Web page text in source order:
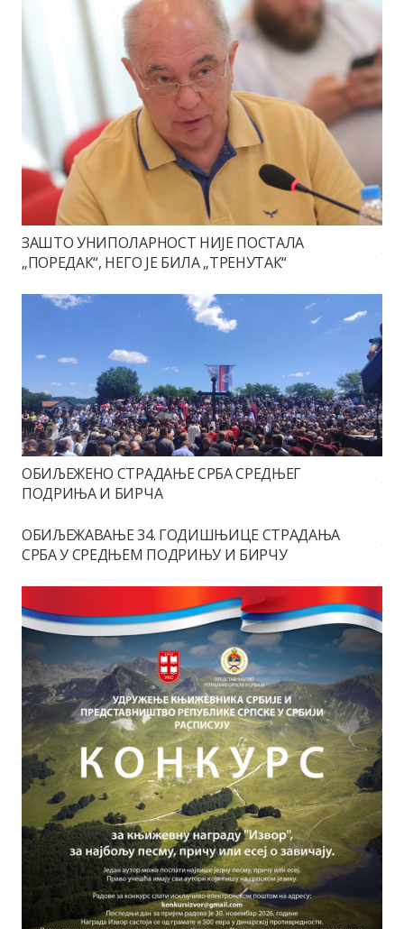
ЗАШТО УНИПОЛАРНОСТ НИЈЕ ПОСТАЛА
„ПОРЕДАК“, НЕГО ЈЕ БИЛА „ТРЕНУТАК“
ОБИЉЕЖЕНО СТРАДАЊЕ СРБА СРЕДЊЕГ
ПОДРИЊА И БИРЧА
ОБИЉЕЖАВАЊЕ 34. ГОДИШЊИЦЕ СТРАДАЊА
СРБА У СРЕДЊЕМ ПОДРИЊУ И БИРЧУ